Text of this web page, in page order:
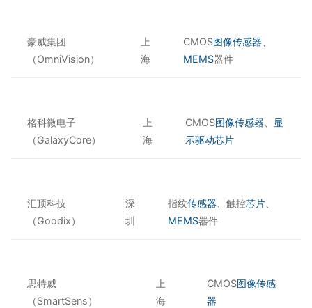
豪威集团
（OmniVision）
上
海
CMOS图像传感器
MEMS器件
格科微电子
（GalaxyCore）
上
海
CMOS图像传感器
显
示驱动芯片
汇顶科技
（Goodix）
深
圳
指纹传感器 、触控芯片
MEMS器件
思特威
（SmartSens）
上
海
CMOS图像传感
器